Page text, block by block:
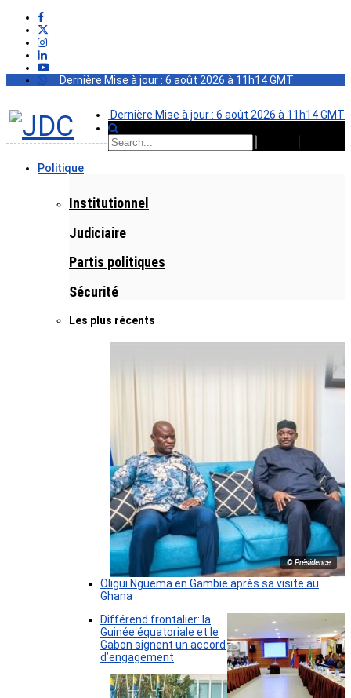
Dernière Mise à jour : 6 août 2026 à 11h14 GMT
Dernière Mise à jour : 6 août 2026 à 11h14 GMT
Politique
Institutionnel
Judiciaire
Partis politiques
Sécurité
Les plus récents
© Présidence
Oligui Nguema en Gambie après sa visite au
Ghana
Différend frontalier: la
Guinée équatoriale et le
Gabon signent un accord
d’engagement